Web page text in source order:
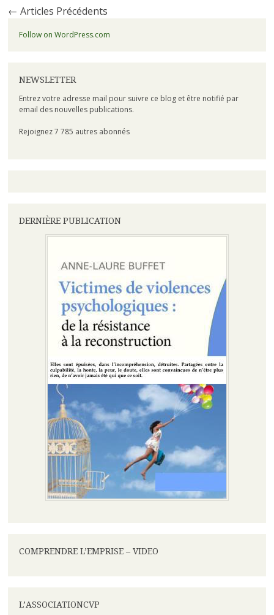
← Articles Précédents
Follow on WordPress.com
NEWSLETTER
Entrez votre adresse mail pour suivre ce blog et être notifié par
email des nouvelles publications.
Rejoignez 7 785 autres abonnés
DERNIÈRE PUBLICATION
COMPRENDRE L’EMPRISE – VIDEO
L’ASSOCIATIONCVP